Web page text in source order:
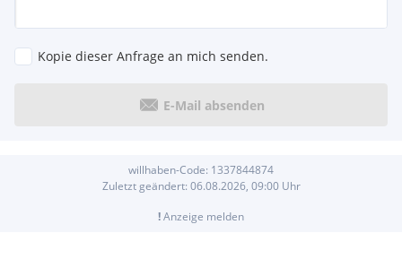
Kopie dieser Anfrage an mich senden.
E-Mail absenden
willhaben-Code: 1337844874
Zuletzt geändert: 06.08.2026, 09:00Uhr
!Anzeige melden